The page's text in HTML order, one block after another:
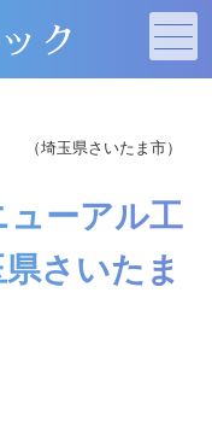
メニュー
埼玉県さいたま市）
ューアル工
いたま